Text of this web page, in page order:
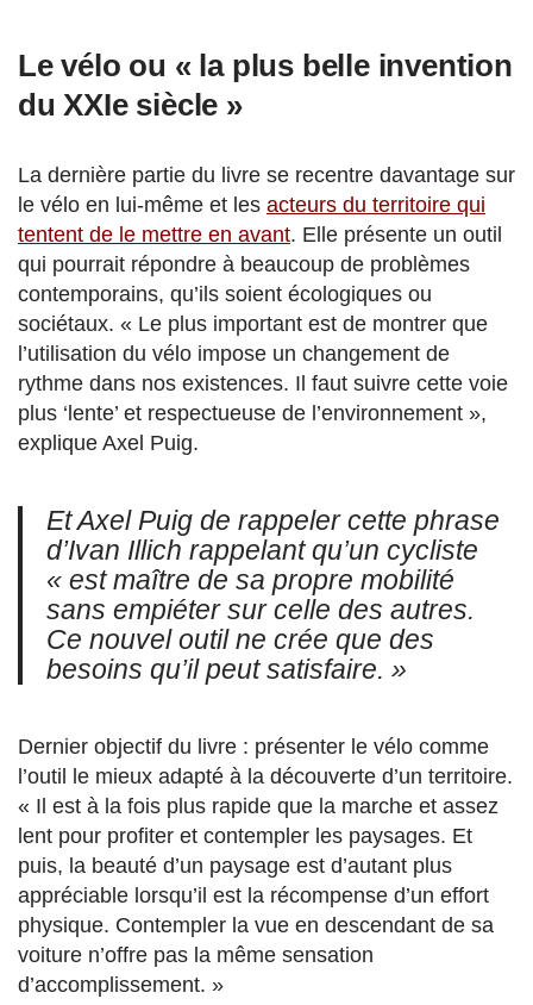
Le vélo ou « la plus belle invention
du XXIe siècle »
La dernière partie du livre se recentre davantage sur
le vélo en lui-même et les acteurs du territoire qui
tentent de le mettre en avant. Elle présente un outil
qui pourrait répondre à beaucoup de problèmes
contemporains, qu’ils soient écologiques ou
sociétaux. « Le plus important est de montrer que
l’utilisation du vélo impose un changement de
rythme dans nos existences. Il faut suivre cette voie
plus ‘lente’ et respectueuse de l’environnement »,
explique Axel Puig.
Et Axel Puig de rappeler cette phrase
d’Ivan Illich rappelant qu’un cycliste
« est maître de sa propre mobilité
sans empiéter sur celle des autres.
Ce nouvel outil ne crée que des
besoins qu’il peut satisfaire. »
Dernier objectif du livre : présenter le vélo comme
l’outil le mieux adapté à la découverte d’un territoire.
« Il est à la fois plus rapide que la marche et assez
lent pour profiter et contempler les paysages. Et
puis, la beauté d’un paysage est d’autant plus
appréciable lorsqu’il est la récompense d’un effort
physique. Contempler la vue en descendant de sa
voiture n’offre pas la même sensation
d’accomplissement. »